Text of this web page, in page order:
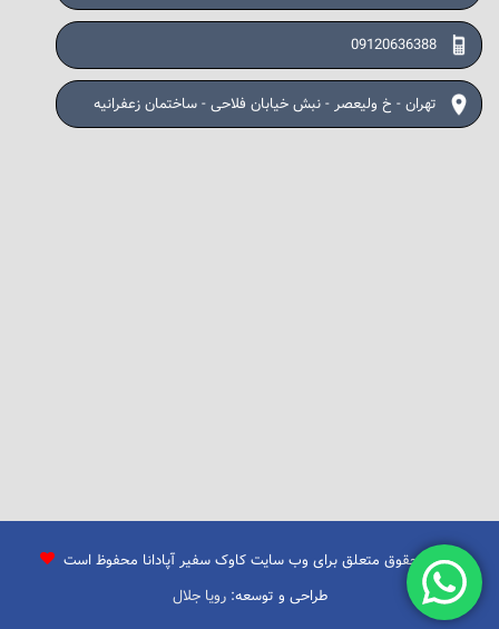
09120636388
تهران - خ ولیعصر - نبش خیابان فلاحی - ساختمان زعفرانیه
تمامی حقوق متعلق برای وب سایت کاوک سفیر آپادانا محفوظ است
طراحی و توسعه:رویا جلال